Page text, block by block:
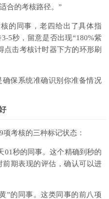
合的考核路径。”
的同事，老四给出了具体指
5秒，留意是否出现“180%紫
点击考核计时器下方的环形刷
保系统准确识别你准备情况
考核的三种标记状态：
01秒的同事。这个精确到秒的
期表现的评估，确认可以进
”的同事。这类同事的前八项